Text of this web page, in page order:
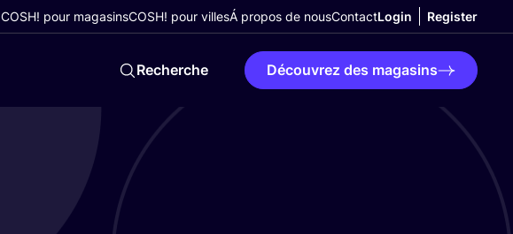
COSH! pour magasinsCOSH! pour villesÁ propos de nousContactLogin Register
Recherche Découvrez des magasins